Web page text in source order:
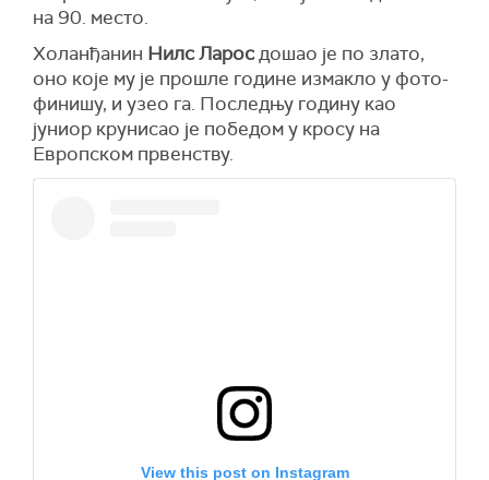
на 90. место.
Холанђанин Нилс Ларосдошао је по злато,
оно које му је прошле године измакло у фото-
финишу, и узео га. Последњу годину као
јуниор крунисао је победом у кросу на
Европском првенству.
View this post on Instagram